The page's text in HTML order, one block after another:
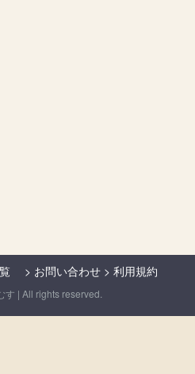
> お問い合わせ > 利用規約
す | All rights reserved.